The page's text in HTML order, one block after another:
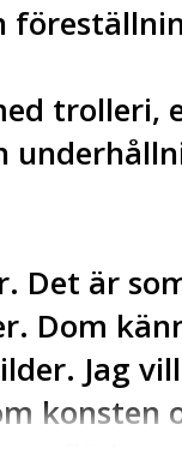
trolleri,
Det är
Dom
Jag
konsten